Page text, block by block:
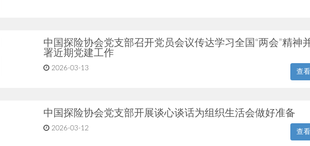
中国探险协会党支部召开党员会议传达学习全国“两会”精神
署近期党建工作
2026-03-13 查
中国探险协会党支部开展谈心谈话为组织生活会做好准备
2026-03-12 查